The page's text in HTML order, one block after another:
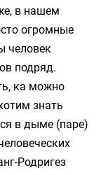
в нашем
огромные
человек
подряд.
ка можно
знать
в дыме (паре)
Родригез